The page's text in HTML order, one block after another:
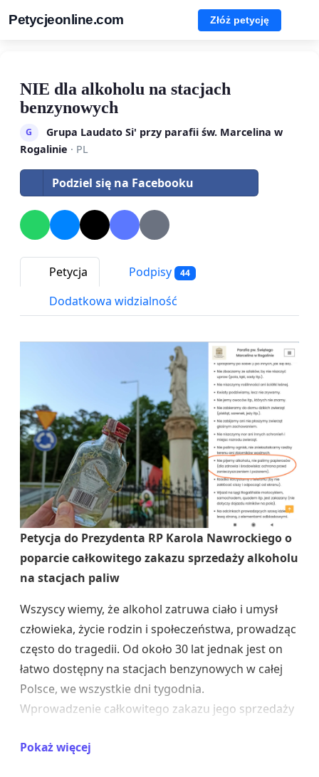
Petycjeonline.com Złóż petycję
NIE dla alkoholu na stacjach
benzynowych
G
Grupa Laudato Si' przy parafii św. Marcelina w
Rogalinie · PL
Podziel się na Facebooku
Petycja Podpisy 44
Dodatkowa widzialność
Petycja do Prezydenta RP Karola Nawrockiego o
poparcie całkowitego zakazu sprzedaży alkoholu
na stacjach paliw
Wszyscy wiemy, że alkohol zatruwa ciało i umysł
człowieka, życie rodzin i społeczeństwa, prowadząc
często do tragedii. Od około 30 lat jednak jest on
łatwo dostępny na stacjach benzynowych w całej
Polsce, we wszystkie dni tygodnia.
Wprowadzenie całkowitego zakazu jego sprzedaży
czerwonym światłem dla tych, którzy chcą
Pokaż więcej